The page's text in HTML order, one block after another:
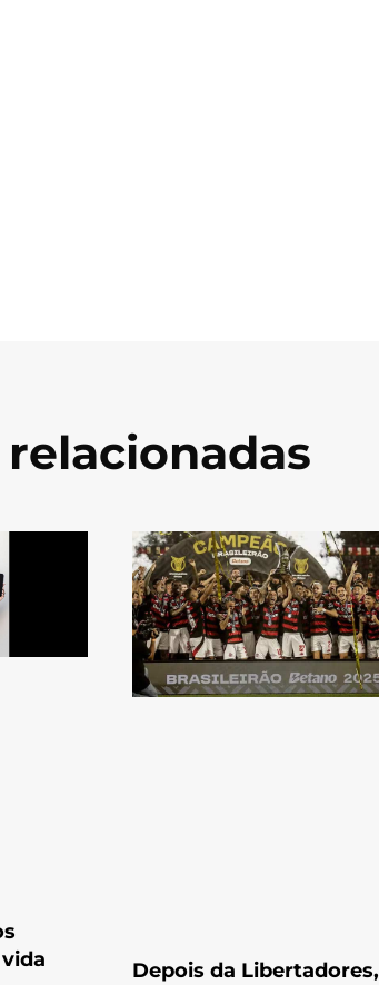
Depois da Libertadores,